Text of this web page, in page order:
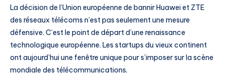
La décision de l’Union européenne de bannir Huawei et ZTE
des réseaux télécoms n’est pas seulement une mesure
défensive. C’est le point de départ d’une renaissance
technologique européenne. Les startups du vieux continent
ont aujourd’hui une fenêtre unique pour s’imposer sur la scène
mondiale des télécommunications.